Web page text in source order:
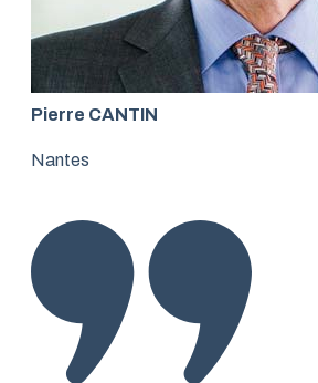
Pierre CANTIN
Nantes